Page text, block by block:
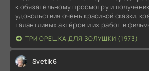
к обязательному просмотру и
удовольствия очень красивой сказки,
талантливых актёров и их работ в
ТРИ ОРЕШКА ДЛЯ ЗОЛУШКИ (1973)
Svetik6